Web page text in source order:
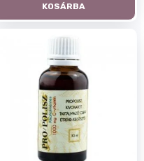
KOSÁRBA